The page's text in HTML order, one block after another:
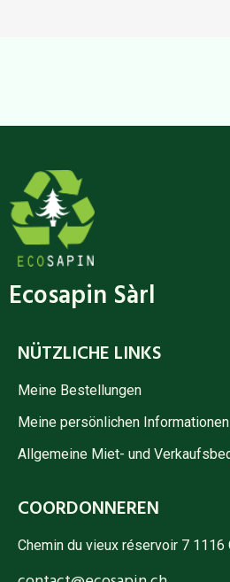
Ecosapin Sàrl
NÜTZLICHE LINKS
Meine Bestellungen
Meine persönlichen Informationen
Allgemeine Miet- und
COORDONNEREN
Chemin du vieux réservoir 7